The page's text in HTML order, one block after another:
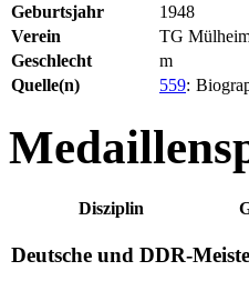
Geburtsjahr
1948
Verein
TG
Geschlecht
m
Quelle(n)
559:
Disziplin
Deutsche und DDR-